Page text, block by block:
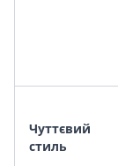
Чуттєвий
стиль